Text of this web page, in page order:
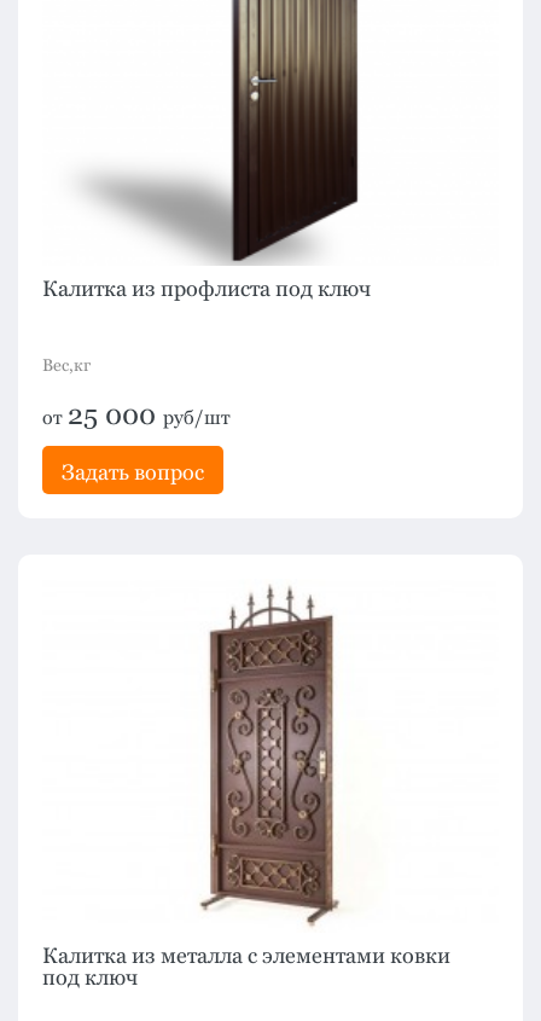
Калитка из профлиста под ключ
Вес,кг
от 25 000 руб/шт
Задать вопрос
Калитка из металла с элементами ковки
под ключ